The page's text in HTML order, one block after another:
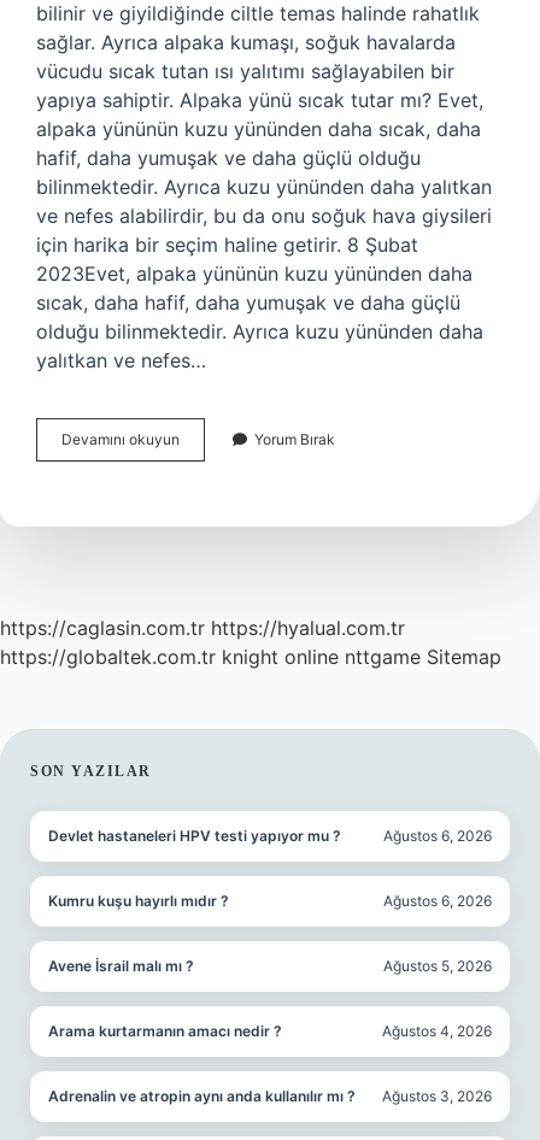
bilinir ve giyildiğinde ciltle temas halinde rahatlık
sağlar. Ayrıca alpaka kumaşı, soğuk havalarda
vücudu sıcak tutan ısı yalıtımı sağlayabilen bir
yapıya sahiptir. Alpaka yünü sıcak tutar mı? Evet,
alpaka yününün kuzu yününden daha sıcak, daha
hafif, daha yumuşak ve daha güçlü olduğu
bilinmektedir. Ayrıca kuzu yününden daha yalıtkan
ve nefes alabilirdir, bu da onu soğuk hava giysileri
için harika bir seçim haline getirir. 8 Şubat
2023Evet, alpaka yününün kuzu yününden daha
sıcak, daha hafif, daha yumuşak ve daha güçlü
olduğu bilinmektedir. Ayrıca kuzu yününden daha
yalıtkan ve nefes…
Devamını okuyun
Sıcak
Yorum Bırak
https://caglasin.com.tr https://hyalual.com.tr
https://globaltek.com.tr knight online nttgame Sitemap
SIDEBAR
SON YAZILAR
Devlet hastaneleri HPV testi yapıyor mu ? Ağustos 6, 2026
Kumru kuşu hayırlı mıdır ? Ağustos 6, 2026
Avene İsrail malı mı ? Ağustos 5, 2026
Arama kurtarmanın amacı nedir ? Ağustos 4, 2026
Adrenalin ve atropin aynı anda kullanılır mı ? Ağustos 3, 2026